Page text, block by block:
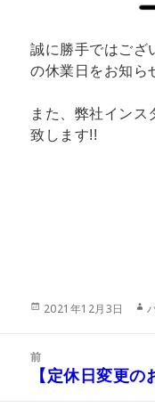
誠に勝手ではござ
の休業日をお知ら
また、弊社インス
致します!!
投
2021年12月3日
前
前【定休日変更の